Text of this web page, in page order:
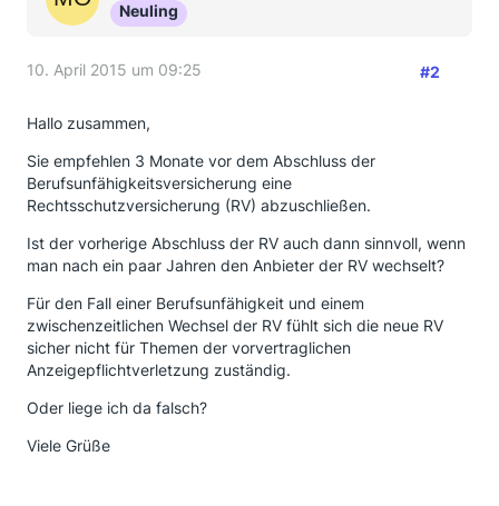
Neuling
10. April 2015 um 09:25 #2
Hallo zusammen,
Sie empfehlen 3 Monate vor dem Abschluss der
Berufsunfähigkeitsversicherung eine
Rechtsschutzversicherung (RV) abzuschließen.
Ist der vorherige Abschluss der RV auch dann sinnvoll, wenn
man nach ein paar Jahren den Anbieter der RV wechselt?
Für den Fall einer Berufsunfähigkeit und einem
zwischenzeitlichen Wechsel der RV fühlt sich die neue RV
sicher nicht für Themen der vorvertraglichen
Anzeigepflichtverletzung zuständig.
Oder liege ich da falsch?
Viele Grüße